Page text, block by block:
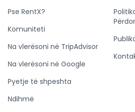
Pse RentX?
Komuniteti
Na vlerësoni në TripAdvisor
Na vlerësoni në Google
Pyetje të shpeshta
Ndihmë